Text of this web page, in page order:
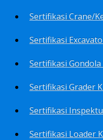
Sertifikasi Crane/
Sertifikasi
Sertifikasi Gondola
Sertifikasi Grader
Sertifikasi
Sertifikasi Loader